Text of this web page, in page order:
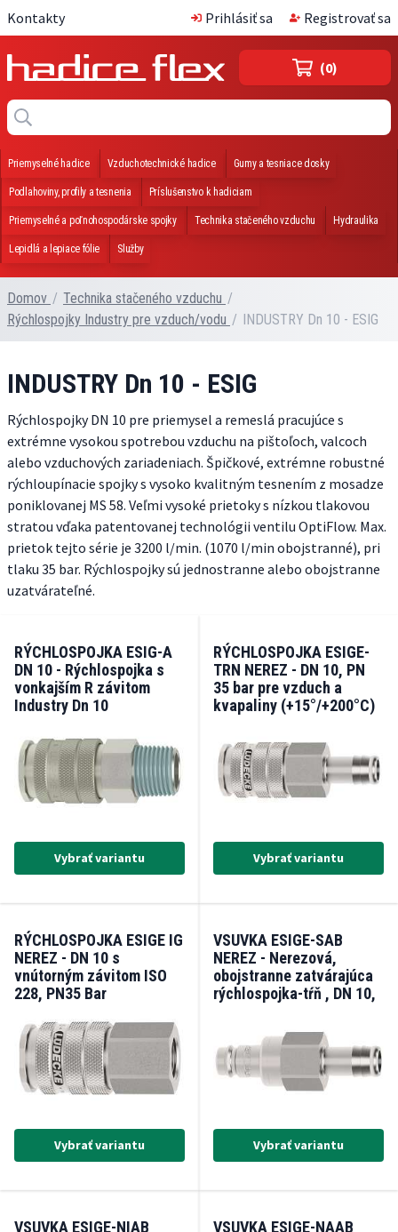
Kontakty Prihlásiť sa Registrovať sa
(0)
Priemyselné hadice Vzduchotechnické hadice Gumy a tesniace dosky
Podlahoviny, profily a tesnenia Príslušenstvo k hadiciam
Priemyselné a poľnohospodárske spojky Technika stačeného vzduchu Hydraulika
Lepidlá a lepiace fólie Služby
Domov / Technika stačeného vzduchu /
Rýchlospojky Industry pre vzduch/vodu / INDUSTRY Dn 10 - ESIG
INDUSTRY Dn 10 - ESIG
Rýchlospojky DN 10 pre priemysel a remeslá pracujúce s
extrémne vysokou spotrebou vzduchu na pištoľoch, valcoch
alebo vzduchových zariadeniach. Špičkové, extrémne robustné
rýchloupínacie spojky s vysoko kvalitným tesnením z mosadze
poniklovanej MS 58. Veľmi vysoké prietoky s nízkou tlakovou
stratou vďaka patentovanej technológii ventilu OptiFlow. Max.
prietok tejto série je 3200 l/min. (1070 l/min obojstranné), pri
tlaku 35 bar. Rýchlospojky sú jednostranne alebo obojstranne
uzatvárateľné.
RÝCHLOSPOJKA ESIG-A
DN 10 - Rýchlospojka s
vonkajším R závitom
Industry Dn 10
Vybrať variantu
RÝCHLOSPOJKA ESIGE-
TRN NEREZ - DN 10, PN
35 bar pre vzduch a
kvapaliny (+15°/+200°C)
Vybrať variantu
RÝCHLOSPOJKA ESIGE IG
NEREZ - DN 10 s
vnútorným závitom ISO
228, PN35 Bar
Vybrať variantu
VSUVKA ESIGE-SAB
NEREZ - Nerezová,
obojstranne zatvárajúca
rýchlospojka-tŕň , DN 10,
Vybrať variantu
VSUVKA ESIGE-NIAB
VSUVKA ESIGE-NAAB